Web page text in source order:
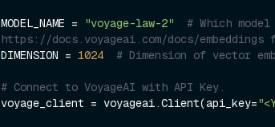
MODEL_NAME = "voyage-law-2"
# Which
https://docs.voyageai.com/docs/
DIMENSION = 1024 # Dimension of vector
# Connect to VoyageAI with API Key.
voyage_client = voyageai.Client(api_key=